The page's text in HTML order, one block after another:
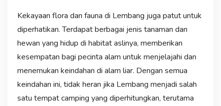
Kekayaan flora dan fauna di Lembang juga patut untuk
diperhatikan. Terdapat berbagai jenis tanaman dan
hewan yang hidup di habitat aslinya, memberikan
kesempatan bagi pecinta alam untuk menjelajahi dan
menemukan keindahan di alam liar. Dengan semua
keindahan ini, tidak heran jika Lembang menjadi salah
satu tempat camping yang diperhitungkan, terutama